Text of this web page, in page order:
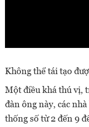
Không thể tái tạo
Một điều khá thú vị,
đàn ông này, các
thống số từ 2 đến 9